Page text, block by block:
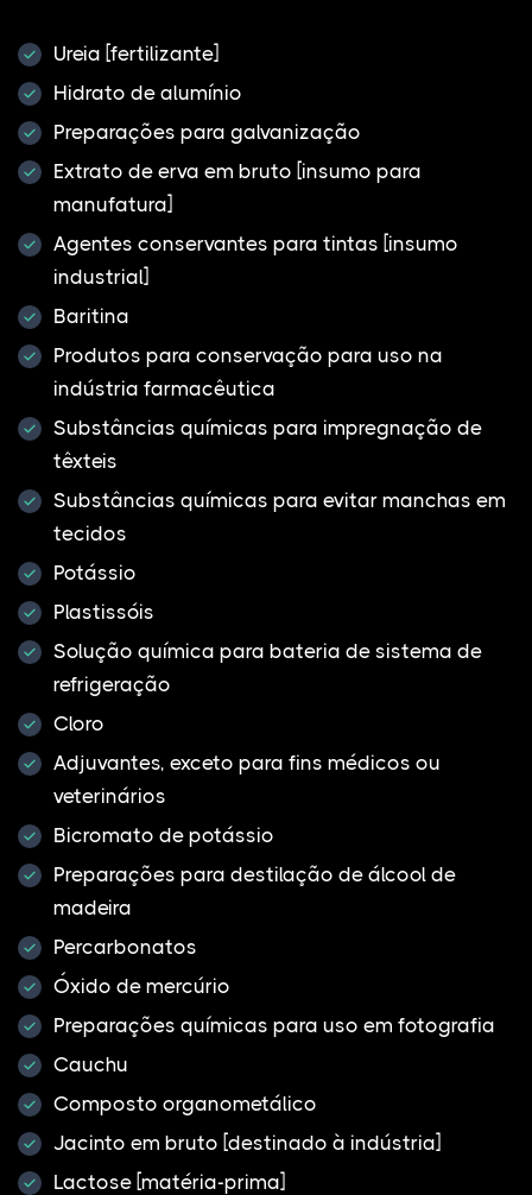
Ureia [fertilizante]
Hidrato de alumínio
Preparações para galvanização
Extrato de erva em bruto [insumo para
manufatura]
Agentes conservantes para tintas [insumo
industrial]
Baritina
Produtos para conservação para uso na
indústria farmacêutica
Substâncias químicas para impregnação de
têxteis
Substâncias químicas para evitar manchas em
tecidos
Potássio
Plastissóis
Solução química para bateria de sistema de
refrigeração
Cloro
Adjuvantes, exceto para fins médicos ou
veterinários
Bicromato de potássio
Preparações para destilação de álcool de
madeira
Percarbonatos
Óxido de mercúrio
Preparações químicas para uso em fotografia
Cauchu
Composto organometálico
Jacinto em bruto [destinado à indústria]
Lactose [matéria-prima]